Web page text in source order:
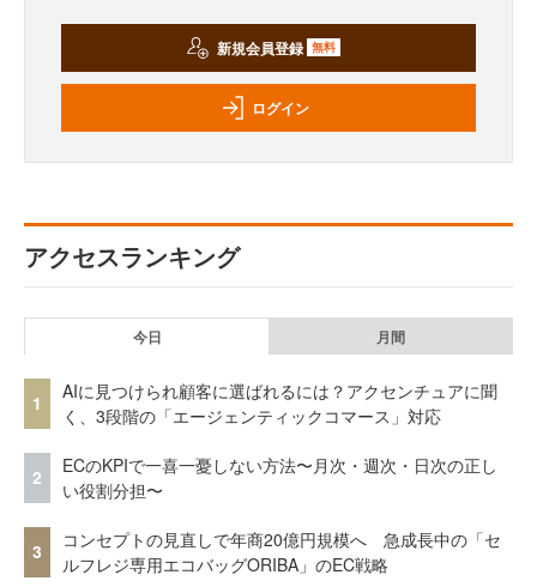
新規会員登録 無料
ログイン
アクセスランキング
今日 月間
1
AIに見つけられ顧客に選ばれるには？アクセンチュアに聞
く、3段階の「エージェンティックコマース」対応
2
ECのKPIで一喜一憂しない方法〜月次・週次・日次の正し
い役割分担〜
3
コンセプトの見直しで年商20億円規模へ 急成長中の「セ
ルフレジ専用エコバッグORIBA」のEC戦略